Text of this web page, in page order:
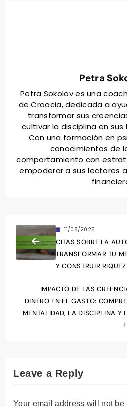
Petra
Petra Sokolov es una
de Croacia, dedicada a
transformar sus
cultivar la disciplina en
Con una formación en
conocimientos de
comportamiento con
empoderar a sus lectores
11/08/2025
CITAS SOBRE LA
TRANSFORMAR TU
Y CONSTRUIR
IMPACTO DE LAS
DINERO EN EL GASTO:
MENTALIDAD, LA DISCIPLINA Y
Leave a Reply
Your email address will not be